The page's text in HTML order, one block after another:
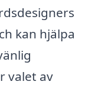
kan hjälpa
valet av